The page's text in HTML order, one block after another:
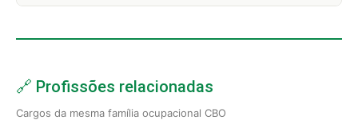
🔗 Profissões relacionadas
Cargos da mesma família ocupacional CBO